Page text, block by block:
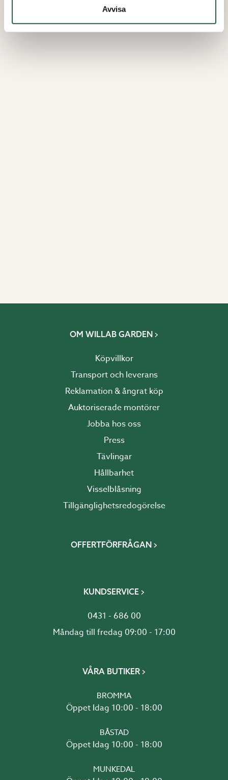
Avvisa
OM WILLAB GARDEN
Köpvillkor
Transport och leverans
Reklamation & ångrat köp
Auktoriserade montörer
Jobba hos oss
Press
Tävlingar
Hållbarhet
Visselblåsning
Tillgänglighetsredogörelse
OFFERTFÖRFRÅGAN
KUNDSERVICE
0431 - 686 00
Måndag till fredag 09:00 - 17:00
VÅRA BUTIKER
BROMMA
Öppet Idag 10:00 - 18:00
BÅSTAD
Öppet Idag 10:00 - 18:00
MUNKEDAL